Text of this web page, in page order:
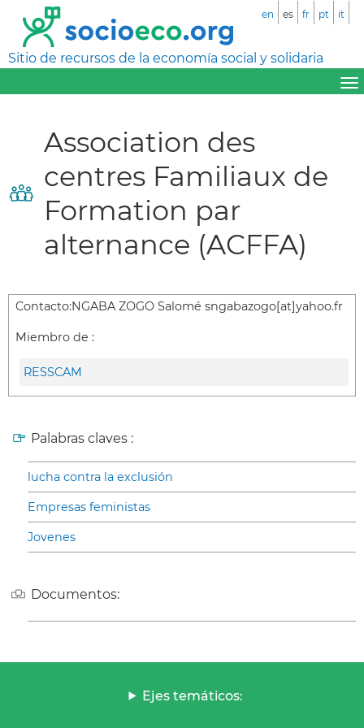
Sitio de recursos de la economía social y solidaria
en es fr pt it
Association des
centres Familiaux de
Formation par
alternance (ACFFA)
Contacto:NGABA ZOGO Salomé sngabazogo[at]yahoo.fr
Miembro de :
RESSCAM
Palabras claves :
lucha contra la exclusión
Empresas feministas
Jovenes
Documentos:
Ejes temáticos: